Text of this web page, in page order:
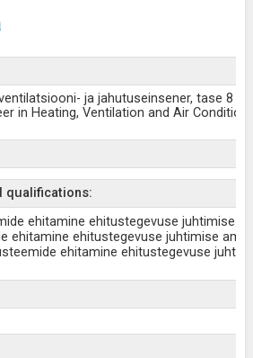
ja jahutuseinsener, tase 8
in Heating, Ventilation and Air
qualifications:
ehitamine ehitustegevuse juhtimise
ehitamine ehitustegevuse juhtimise
ehitamine ehitustegevuse